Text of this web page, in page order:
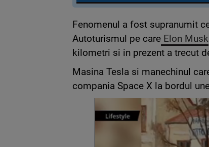
Fenomenul a fost supranumit
Autoturismul pe care Elon Musk
kilometri si in prezent a trecut
Masina Tesla si manechinul
compania Space X la bordul